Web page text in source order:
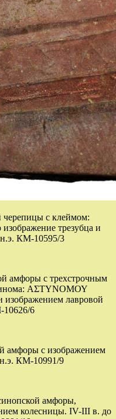
черепицы с клеймом:
трезубца и
КМ-10595/3
амфоры с трехстрочным
ΑΣΤΥΝΟΜΟΥ
лавровой
6
амфоры с изображением
КМ-10991/9
амфоры,
колесницы. IV-III в. до